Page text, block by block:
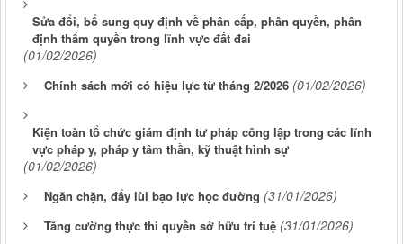
Sửa đổi, bổ sung quy định về phân cấp, phân quyền, phân
định thẩm quyền trong lĩnh vực đất đai
(01/02/2026)
Chính sách mới có hiệu lực từ tháng 2/2026 (01/02/2026)
Kiện toàn tổ chức giám định tư pháp công lập trong các lĩnh
vực pháp y, pháp y tâm thần, kỹ thuật hình sự
(01/02/2026)
Ngăn chặn, đẩy lùi bạo lực học đường (31/01/2026)
Tăng cường thực thi quyền sở hữu trí tuệ (31/01/2026)